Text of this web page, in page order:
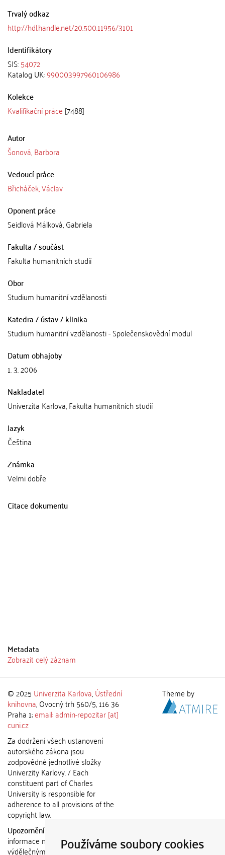
Používáme soubory cookies
Trvalý odkaz
http://hdl.handle.net/20.500.11956/3101
Identifikátory
SIS:54072
Katalog UK:990003997960106986
Kolekce
Kvalifikační práce [7488]
Autor
Šonová, Barbora
Vedoucí práce
Břicháček, Václav
Oponent práce
Seidlová Málková, Gabriela
Fakulta / součást
Fakulta humanitních studií
Obor
Studium humanitní vzdělanosti
Katedra / ústav / klinika
Studium humanitní vzdělanosti - Společenskovědní modul
Datum obhajoby
1. 3. 2006
Nakladatel
Univerzita Karlova, Fakulta humanitních studií
Jazyk
Čeština
Známka
Velmi dobře
Citace dokumentu
Metadata
Zobrazit celý záznam
© 2025 Univerzita Karlova,Ústřední
knihovna, Ovocný trh 560/5, 116 36
Praha 1;email: admin-repozitar [at]
cuni.cz
Za dodržení všech ustanovení
autorského zákona jsou
zodpovědné jednotlivé složky
Univerzity Karlovy. / Each
constituent part of Charles
University is responsible for
adherence to all provisions of the
copyright law.
Upozornění / Notice:
informace nemohou být použity k
výdělečným účelům nebo vydávány
Theme by